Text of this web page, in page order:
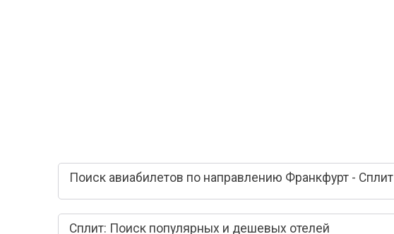
Поиск авиабилетов по направлению Франкфурт - Сплит
Сплит: Поиск популярных и дешевых отелей